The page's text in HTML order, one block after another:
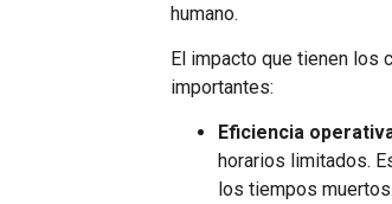
humano.
El impacto que tienen los
importantes:
Eficiencia
horarios limitados.
los tiempos muertos.